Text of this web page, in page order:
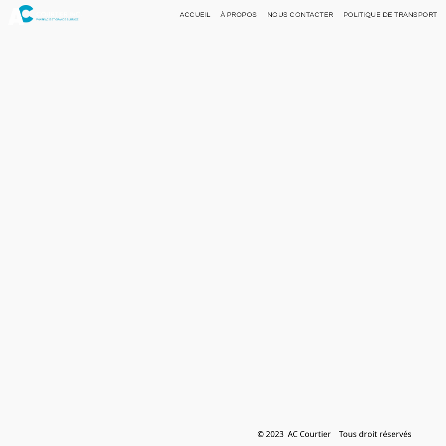
ACCUEIL À PROPOS NOUS CONTACTER POLITIQUE DE TRANSPORT
© 2023  AC Courtier    Tous droit réservés